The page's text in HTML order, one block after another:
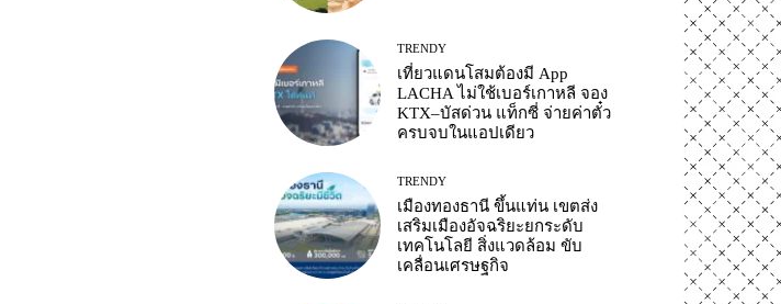
TRENDY
เที่ยวแดนโสมต้องมี App
LACHA ไม่ใช้เบอร์เกาหลี จอง
KTX–บัสด่วน แท็กซี่ จ่ายค่าตั๋ว
ครบจบในแอปเดียว
TRENDY
เมืองทองธานี ขึ้นแท่น เขตส่ง
เสริมเมืองอัจฉริยะยกระดับ
เทคโนโลยี สิ่งแวดล้อม ขับ
เคลื่อนเศรษฐกิจ